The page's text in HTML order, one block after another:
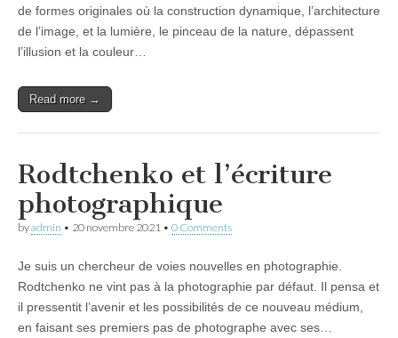
de formes originales où la construction dynamique, l’architecture
de l’image, et la lumière, le pinceau de la nature, dépassent
l’illusion et la couleur…
Read more →
Rodtchenko et l’écriture
photographique
byadmin • 20 novembre 2021 • 0 Comments
Je suis un chercheur de voies nouvelles en photographie.
Rodtchenko ne vint pas à la photographie par défaut. Il pensa et
il pressentit l’avenir et les possibilités de ce nouveau médium,
en faisant ses premiers pas de photographe avec ses…